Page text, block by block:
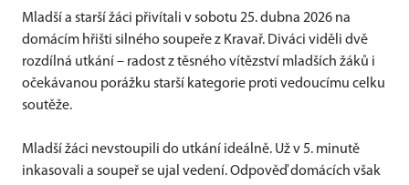
Mladší a starší žáci přivítali v sobotu 25. dubna 2026 na
domácím hřišti silného soupeře z Kravař. Diváci viděli dvě
rozdílná utkání – radost z těsného vítězství mladších žáků i
očekávanou porážku starší kategorie proti vedoucímu celku
soutěže.
Mladší žáci nevstoupili do utkání ideálně. Už v 5. minutě
inkasovali a soupeř se ujal vedení. Odpověď domácích však